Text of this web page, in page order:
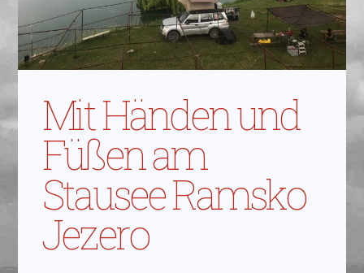
Mit Händen und
Füßen am
Stausee Ramsko
Jezero